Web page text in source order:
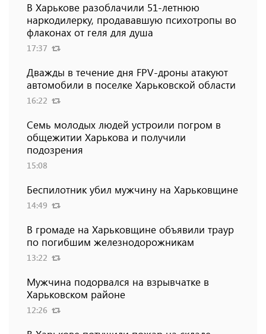
В Харькове разоблачили 51-летнюю
наркодилерку, продававшую психотропы во
флаконах от геля для душа
17:37
Дважды в течение дня FPV-дроны атакуют
автомобили в поселке Харьковской области
16:22
Семь молодых людей устроили погром в
общежитии Харькова и получили
подозрения
15:08
Беспилотник убил мужчину на Харьковщине
14:49
В громаде на Харьковщине объявили траур
по погибшим железнодорожникам
13:22
Мужчина подорвался на взрывчатке в
Харьковском районе
12:26